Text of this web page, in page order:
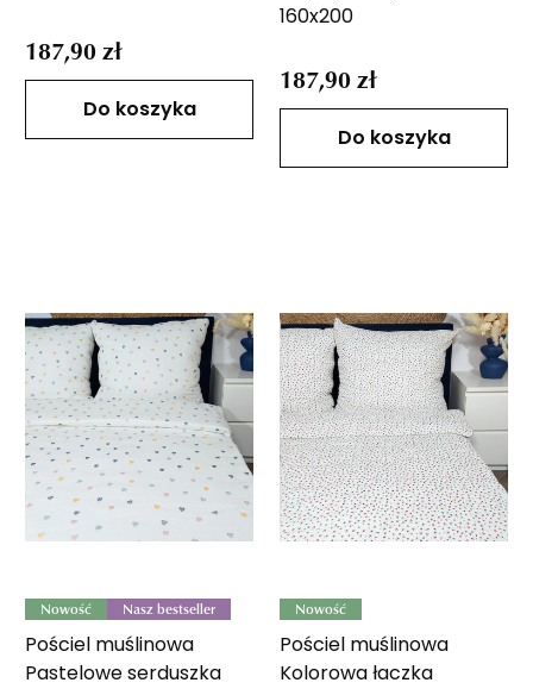
187,90 zł
Do koszyka
160x200
187,90 zł
Do koszyka
Nowość Nasz bestseller
Pościel muślinowa
Pastelowe serduszka
Nowość
Pościel muślinowa
Kolorowa łaczka